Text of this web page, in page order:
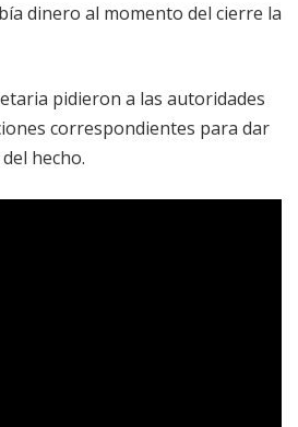
dinero al momento del cierre la
pidieron a las autoridades
correspondientes para dar
hecho.